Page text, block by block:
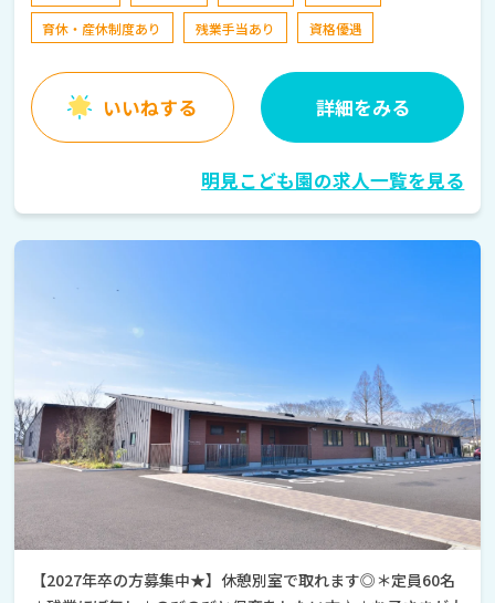
育休・産休制度あり 残業手当あり 資格優遇
いいねする 詳細をみる
明見こども園の求人一覧を見る
【2027年卒の方募集中★】休憩別室で取れます◎＊定員60名